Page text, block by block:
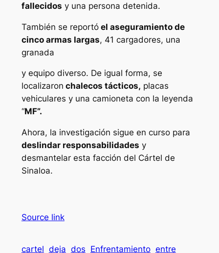
fallecidos y una persona detenida.
También se reportóel aseguramiento de
cinco armas largas, 41 cargadores, una
granada
y equipo diverso. De igual forma, se
localizaron chalecos tácticos, placas
vehiculares y una camioneta con la leyenda
“MF”.
Ahora, la investigación sigue en curso para
deslindar responsabilidades y
desmantelar esta facción del Cártel de
Sinaloa.
Source link
cartel deja dos Enfrentamiento entre